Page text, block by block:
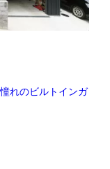
れのビルトインガ